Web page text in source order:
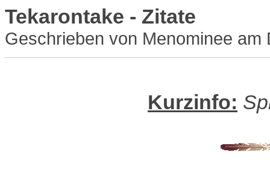
Tekarontake - Zitate
Geschrieben von Menominee am
Kurzinfo: